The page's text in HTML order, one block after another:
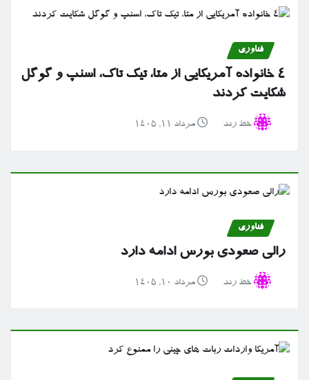
فناوری
۴ خانواده آمریکایی از متا، تیک تاک، اسنپ و گوگل
شکایت کردند
خط رند مرداد ۱۱, ۱۴۰۵
فناوری
رالی صعودی بورس ادامه دارد
خط رند مرداد ۱۰, ۱۴۰۵